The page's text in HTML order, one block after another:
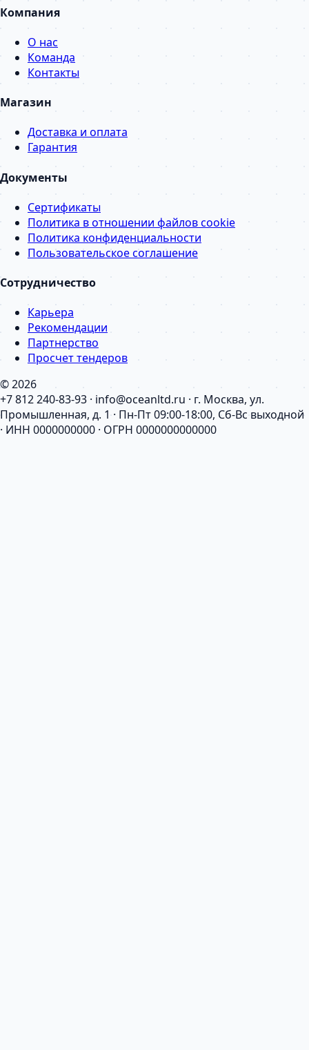
Компания
О нас
Команда
Контакты
Магазин
Доставка и оплата
Гарантия
Документы
Сертификаты
Политика в отношении файлов cookie
Политика конфиденциальности
Пользовательское соглашение
Сотрудничество
Карьера
Рекомендации
Партнерство
Просчет тендеров
© 2026
+7 812 240-83-93 · info@oceanltd.ru · г. Москва, ул.
Промышленная, д. 1 · Пн-Пт 09:00-18:00, Сб-Вс выходной
· ИНН 0000000000 · ОГРН 0000000000000